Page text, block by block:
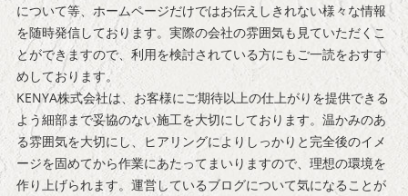
について等、ホームページだけではお伝えしきれない様々な情報
を随時発信しております。実際の会社の雰囲気も見ていただくこ
とができますので、利用を検討されている方にもご一読をおすす
めしております。
KENYA株式会社は、お客様にご期待以上の仕上がりを提供できる
よう細部まで妥協のない施工を大切にしております。温かみのあ
る雰囲気を大切にし、ヒアリングによりしっかりと完全後のイメ
ージを固めてから作業にあたってまいりますので、理想の環境を
作り上げられます。運営しているブログについて気になることが